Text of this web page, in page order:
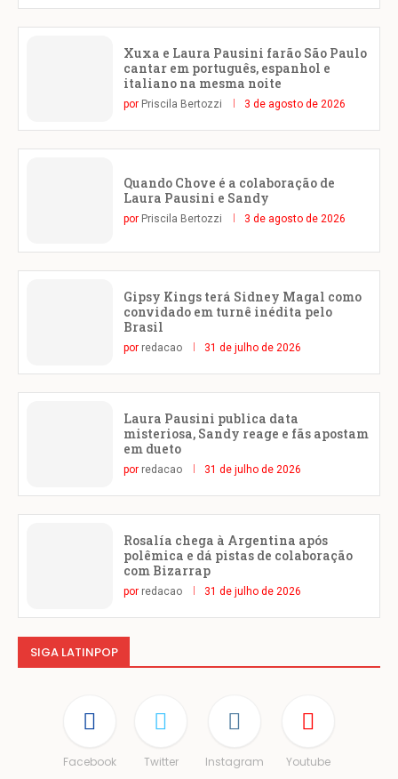
Xuxa e Laura Pausini farão São Paulo
cantar em português, espanhol e
italiano na mesma noite
por Priscila Bertozzi 3 de agosto de 2026
Quando Chove é a colaboração de
Laura Pausini e Sandy
por Priscila Bertozzi 3 de agosto de 2026
Gipsy Kings terá Sidney Magal como
convidado em turnê inédita pelo
Brasil
por redacao 31 de julho de 2026
Laura Pausini publica data
misteriosa, Sandy reage e fãs apostam
em dueto
por redacao 31 de julho de 2026
Rosalía chega à Argentina após
polêmica e dá pistas de colaboração
com Bizarrap
por redacao 31 de julho de 2026
SIGA LATINPOP
Facebook Twitter Instagram Youtube